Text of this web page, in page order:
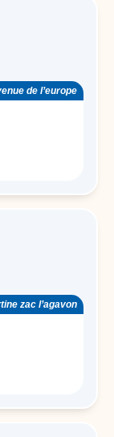
de l’europe
zac l’agavon